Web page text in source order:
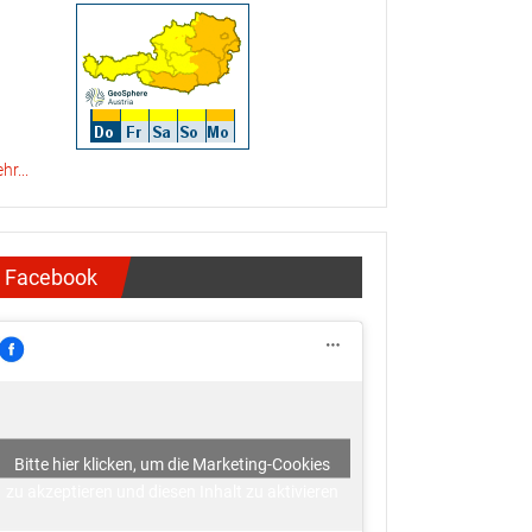
Facebook
Bitte hier klicken, um die Marketing-Cookies